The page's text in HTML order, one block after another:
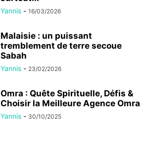
Yannis - 16/03/2026
Malaisie : un puissant
tremblement de terre secoue
Sabah
Yannis - 23/02/2026
Omra : Quête Spirituelle, Défis &
Choisir la Meilleure Agence Omra
Yannis - 30/10/2025